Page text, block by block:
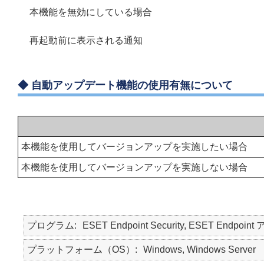
本機能を無効にしている場合
再起動前に表示される通知
◆ 自動アップデート機能の使用有無について
本機能を使用してバージョンアップを実施したい場合
本機能を使用してバージョンアップを実施しない場合
プログラム ESET Endpoint Security, ESET Endpoint
プラットフォーム（OS） Windows, Windows Server